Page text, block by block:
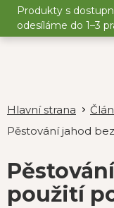
Přejít
obsah
Produkty s
odesíláme do 1–3
Pěstování jahod
použití